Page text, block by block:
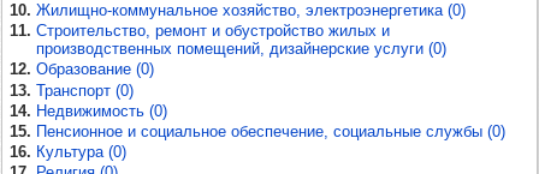
10. Жилищно-коммунальное хозяйство, электроэнергетика (0)
11. Строительство, ремонт и обустройство жилых и
производственных помещений, дизайнерские услуги (0)
12. Образование (0)
13. Транспорт (0)
14. Недвижимость (0)
15. Пенсионное и социальное обеспечение, социальные службы (0)
16. Культура (0)